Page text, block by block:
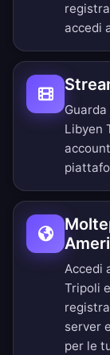
accedi
Libyen
Accedi
Tripoli
server
per le